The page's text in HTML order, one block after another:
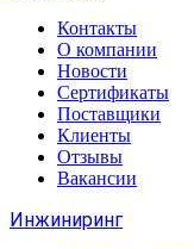
Контакты
О компании
Новости
Сертификаты
Поставщики
Клиенты
Отзывы
Вакансии
Инжиниринг